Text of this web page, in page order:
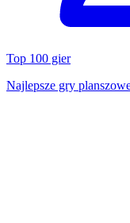
Top 100 gier
Najlepsze gry